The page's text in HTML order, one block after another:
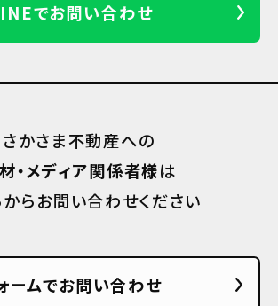
でお問い合わせ
さかさま不動産への
・メディア関係者様は
からお問い合わせください
ームでお問い合わせ